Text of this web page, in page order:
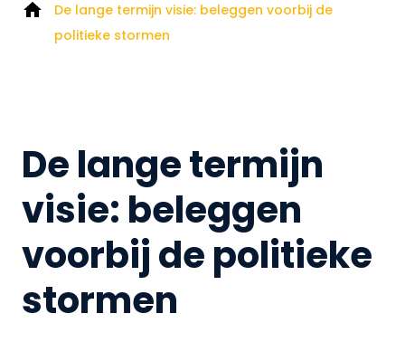
De lange termijn visie: beleggen voorbij de
politieke stormen
De lange termijn
visie: beleggen
voorbij de politieke
stormen